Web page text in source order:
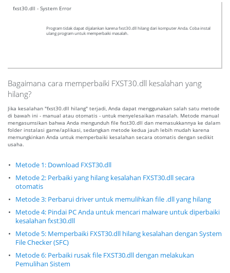
fxst30.dll - System Error
Program tidak dapat dijalankan karena fxst30.dll hilang dari komputer Anda. Coba instal
ulang program untuk memperbaiki masalah.
Bagaimana cara memperbaiki FXST30.dll kesalahan yang
hilang?
Jika kesalahan "fxst30.dll hilang" terjadi, Anda dapat menggunakan salah satu metode
di bawah ini - manual atau otomatis - untuk menyelesaikan masalah. Metode manual
mengasumsikan bahwa Anda mengunduh file fxst30.dll dan memasukkannya ke dalam
folder instalasi game/aplikasi, sedangkan metode kedua jauh lebih mudah karena
memungkinkan Anda untuk memperbaiki kesalahan secara otomatis dengan sedikit
usaha.
Metode 1: Download FXST30.dll
Metode 2: Perbaiki yang hilang kesalahan FXST30.dll secara
otomatis
Metode 3: Perbarui driver untuk memulihkan file .dll yang hilang
Metode 4: Pindai PC Anda untuk mencari malware untuk diperbaiki
kesalahan fxst30.dll
Metode 5: Memperbaiki FXST30.dll hilang kesalahan dengan System
File Checker (SFC)
Metode 6: Perbaiki rusak file FXST30.dll dengan melakukan
Pemulihan Sistem